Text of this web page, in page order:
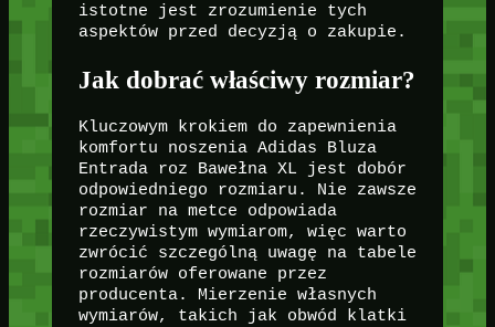
istotne jest zrozumienie tych
aspektów przed decyzją o zakupie.
Jak dobrać właściwy rozmiar?
Kluczowym krokiem do zapewnienia
komfortu noszenia Adidas Bluza
Entrada roz Bawełna XL jest dobór
odpowiedniego rozmiaru. Nie zawsze
rozmiar na metce odpowiada
rzeczywistym wymiarom, więc warto
zwrócić szczególną uwagę na tabele
rozmiarów oferowane przez
producenta. Mierzenie własnych
wymiarów, takich jak obwód klatki